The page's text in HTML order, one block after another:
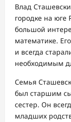
Влад
городке на юге
большой
математике.
и всегда
необходимым
Семья
был старшим
сестер. Он
младших